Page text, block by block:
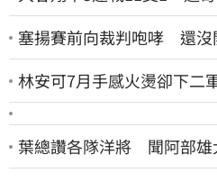
塞揚賽前向裁判咆哮 還沒
林安可7月手感火燙卻下
葉總讚各隊洋將 聞阿部雄